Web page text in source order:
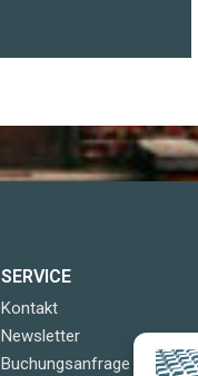
SERVICE
Kontakt
Newsletter
Buchungsanfrage